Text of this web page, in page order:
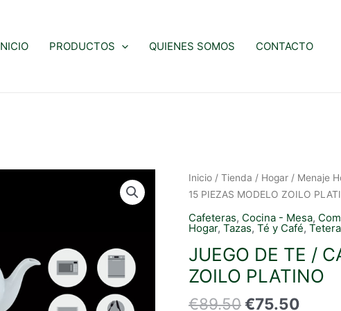
PRODUCTOS QUIENES SOMOS CONTACTO
Inicio / Tienda / Hogar / Menaje
15 PIEZAS MODELO ZOILO
Cafeteras, Cocina - Mesa,
Hogar, Tazas, Té y Café,
JUEGO DE TE /
ZOILO PLATINO
€89.50El
€75.50El